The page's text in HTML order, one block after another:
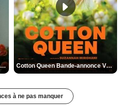
Des Fleurs pour Tokyo Bande-annonce VO STFR Cotton Queen Bande-annonce VO STFR
à ne pas manquer